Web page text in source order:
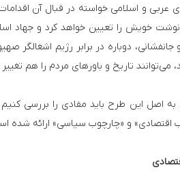
عربی و اسلامی خواسته در قبال آن
خویش را تعیین خواهد کرد و جهاد
جانفشانی، دوباره در برابر رژیم اشغالگر
می‌توانند تاریخ و باورهای مردم را هم
به اصل این طرح باید مفادی را بررسی
اقتصادی» و «چارچوب سیاسی» ارائه شده